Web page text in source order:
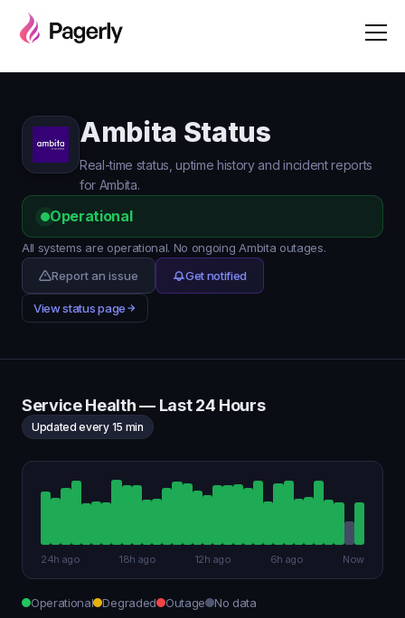
Ambita Status
Real-time status, uptime history and incident reports
for Ambita.
Operational
All systems are operational. No ongoing Ambita outages.
Report an issue
Get notified
View status page
Service Health — Last 24 Hours
Updated every 15 min
24h ago 18h ago 12h ago 6h ago Now
Operational Degraded Outage No data